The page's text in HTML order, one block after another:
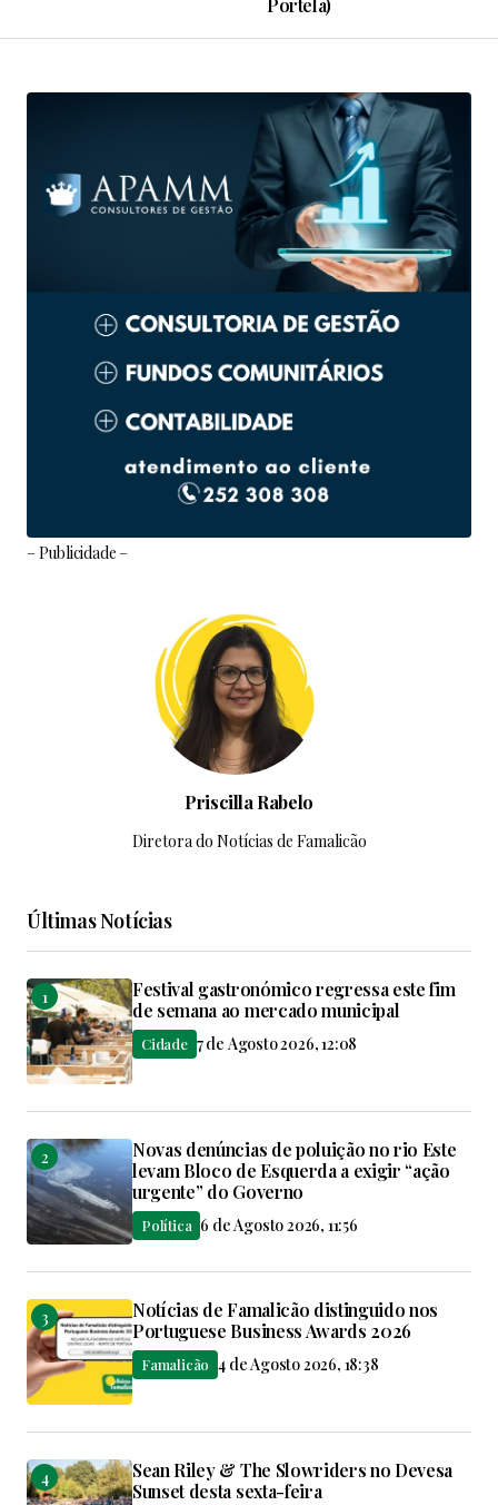
Portela)
– Publicidade –
Priscilla Rabelo
Diretora do Notícias de Famalicão
Últimas Notícias
Festival gastronómico regressa este fim
de semana ao mercado municipal
Cidade 7 de Agosto 2026, 12:08
Novas denúncias de poluição no rio Este
levam Bloco de Esquerda a exigir “ação
urgente” do Governo
Política 6 de Agosto 2026, 11:56
Notícias de Famalicão distinguido nos
Portuguese Business Awards 2026
Famalicão 4 de Agosto 2026, 18:38
Sean Riley & The Slowriders no Devesa
Sunset desta sexta-feira